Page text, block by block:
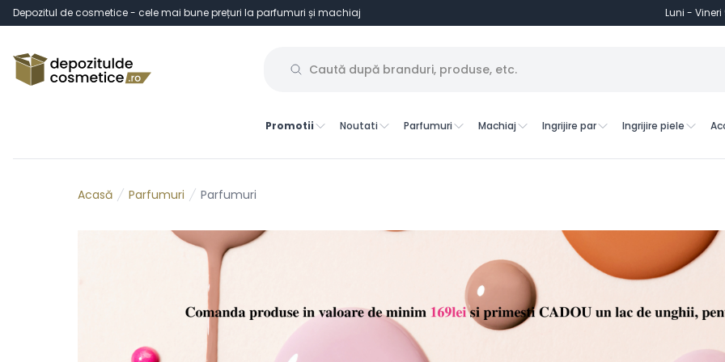
Depozitul de cosmetice - cele mai bune prețuri la parfumuri și machiaj Luni - Vineri
Promotii Noutati Parfumuri Machiaj Ingrijire par Ingrijire piele
Acasă Parfumuri Parfumuri